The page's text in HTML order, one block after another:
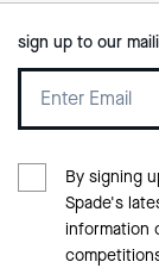
sign up to our
By signing
Spade's
information